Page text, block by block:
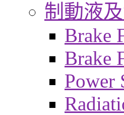
制動液
Brake
Brake
Power